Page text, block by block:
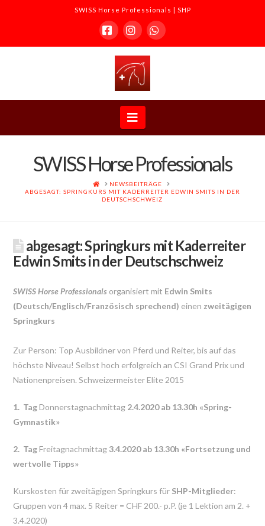
SWISS Horse Professionals | SHP
FacebookInstagramWhatsapp
Horse
Professionals
Navigation
SWISS Horse Professionals
HOMENEWSBEITRÄGE
ABGESAGT: SPRINGKURS MIT KADERREITER EDWIN SMITS IN DER
DEUTSCHSCHWEIZ
abgesagt: Springkurs mit Kaderreiter
Edwin Smits in der Deutschschweiz
SWISS Horse Professionals organisiert mit Edwin Smits
(Deutsch/Englisch/Französisch sprechend) einen zweitägigen
Springkurs
Zur Person: Top Ausbildner von Pferd und Reiter, bis auf das
höchste Niveau! Selbst hoch erfolgreich an CSI Grand Prix und
Nationenpreisen. Schweizermeister Elite 2015
1. TagDonnerstagnachmittag 2.4.2020 ab 13.30h «Spring-
Gymnastik»
2. TagFreitagnachmittag 3.4.2020 ab 13.30h «Fortsetzung und
wertvolle Tipps»
Kurskosten für zweitägigen Springkurs für SHP-Mitglieder:
Gruppen von 4 max. 5 Reiter = CHF 200.- p.P. (je 1 Lektion am 2. +
3.4.2020)